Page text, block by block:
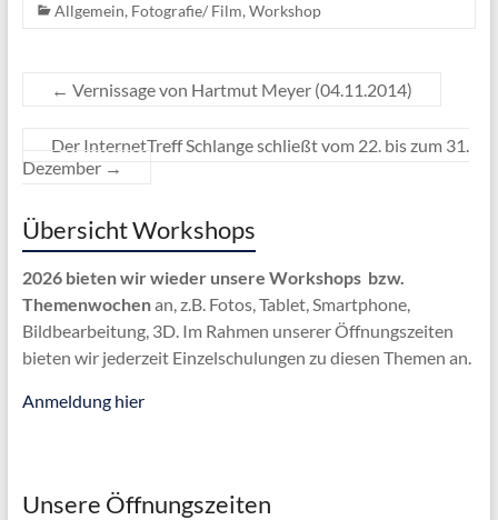
Allgemein, Fotografie/ Film, Workshop
← Vernissage von Hartmut Meyer (04.11.2014)
Der InternetTreff Schlange schließt vom 22. bis zum 31.
Dezember →
Übersicht Workshops
2026 bieten wir wieder unsere Workshops bzw.
Themenwochenan, z.B. Fotos, Tablet, Smartphone,
Bildbearbeitung, 3D. Im Rahmen unserer Öffnungszeiten
bieten wir jederzeit Einzelschulungen zu diesen Themen an.
Anmeldung hier
Unsere Öffnungszeiten